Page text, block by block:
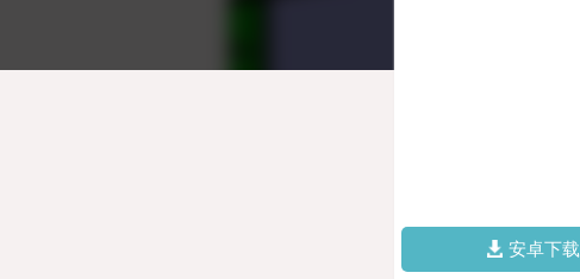
安卓下载